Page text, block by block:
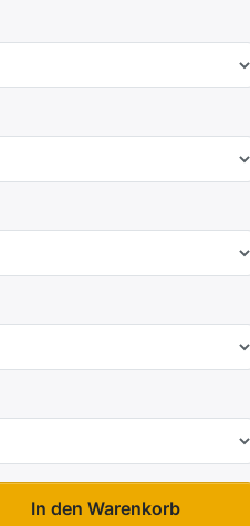
2612 zu 1.939,00 €, Menge 1.
In den Warenkorb